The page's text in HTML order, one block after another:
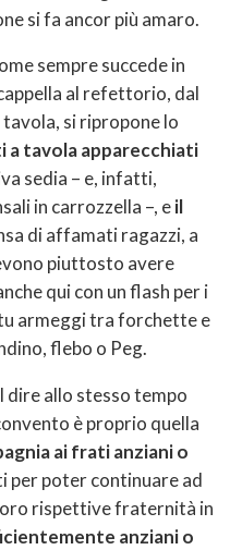
si fa ancor più amaro.
sempre succede in
al refettorio, dal
si ripropone lo
a tavola apparecchiati
sedia – e, infatti,
in carrozzella –, eil
di affamati ragazzi, a
piuttosto avere
qui con un flash per i
armeggi tra forchette e
flebo o Peg.
dire allo stesso tempo
è proprio quella
ai frati anziani o
per poter continuare ad
rispettive fraternità in
anziani o